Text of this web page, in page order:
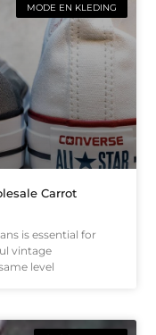
MODE EN KLEDING
Carrot
is essential for
vintage
level